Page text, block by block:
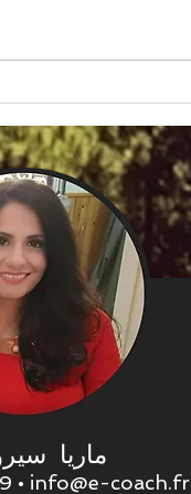
کرد.»
ماریا
• info@e-coach.fr